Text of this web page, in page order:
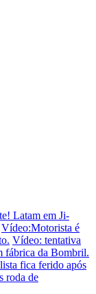
Latam em Ji-
Vídeo:Motorista é
Vídeo: tentativa
fábrica da Bombril.
fica ferido após
roda de